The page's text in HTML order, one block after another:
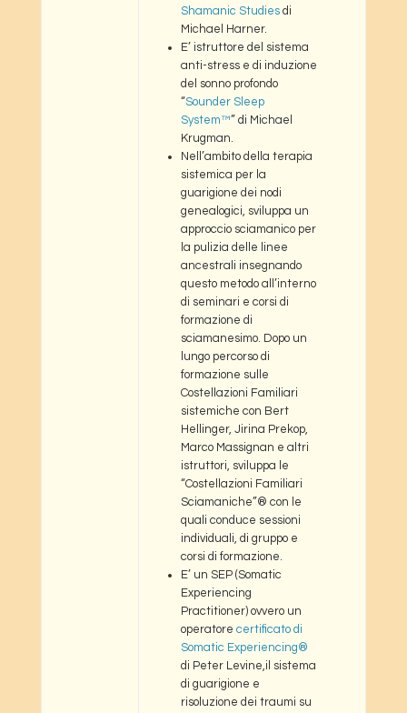
Shamanic Studiesdi
Michael Harner.
E’ istruttore del sistema
anti-stress e di induzione
del sonno profondo
“Sounder Sleep
System™” di Michael
Krugman.
Nell’ambito della terapia
sistemica per la
guarigione dei nodi
genealogici, sviluppa un
approccio sciamanico per
la pulizia delle linee
ancestrali insegnando
questo metodo all’interno
di seminari e corsi di
formazione di
sciamanesimo. Dopo un
lungo percorso di
formazione sulle
Costellazioni Familiari
sistemiche con Bert
Hellinger, Jirina Prekop,
Marco Massignan e altri
istruttori, sviluppa le
“Costellazioni Familiari
Sciamaniche”® con le
quali conduce sessioni
individuali, di gruppo e
corsi di formazione.
E’ un SEP (Somatic
Experiencing
Practitioner) ovvero un
operatore certificato di
Somatic Experiencing®
di Peter Levine,il sistema
di guarigione e
risoluzione dei traumi su